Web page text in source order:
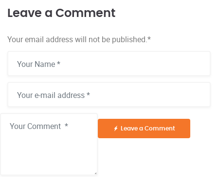
Leave a Comment
Your email address will not be published.*
Leave a Comment